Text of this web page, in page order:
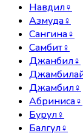
Навдил♀
Азмуда♀
Сангина♀
Самбит♀
Джанбил♀
Джамбил♀
Абриниса♀
Бурул♀
Балгул♀